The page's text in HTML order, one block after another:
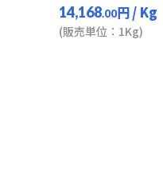
14,168.00円/ Kg
(販売単位：1Kg)